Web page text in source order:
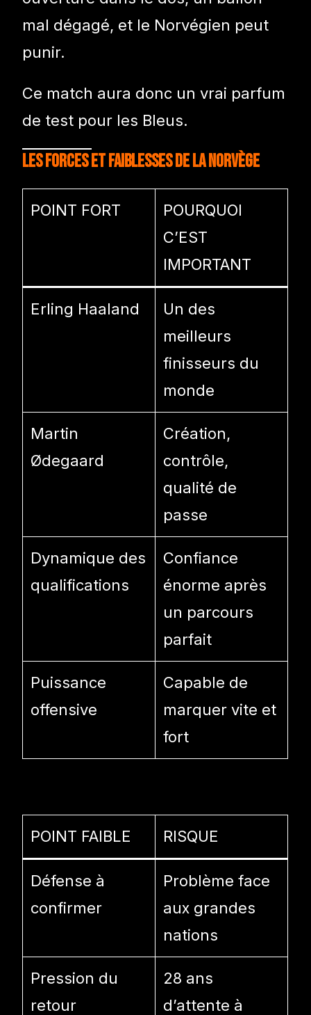
mal dégagé, et le Norvégien peut
punir.
Ce match aura donc un vrai parfum
de test pour les Bleus.
Les forces et faiblesses de la Norvège
POINT FORT
POURQUOI
C’EST
IMPORTANT
Erling Haaland
Un des
meilleurs
finisseurs du
monde
Martin
Ødegaard
Création,
contrôle,
qualité de
passe
Dynamique des
qualifications
Confiance
énorme après
un parcours
parfait
Puissance
offensive
Capable de
marquer vite et
fort
POINT FAIBLE RISQUE
Défense à
confirmer
Problème face
aux grandes
nations
Pression du
retour
28 ans
d’attente à